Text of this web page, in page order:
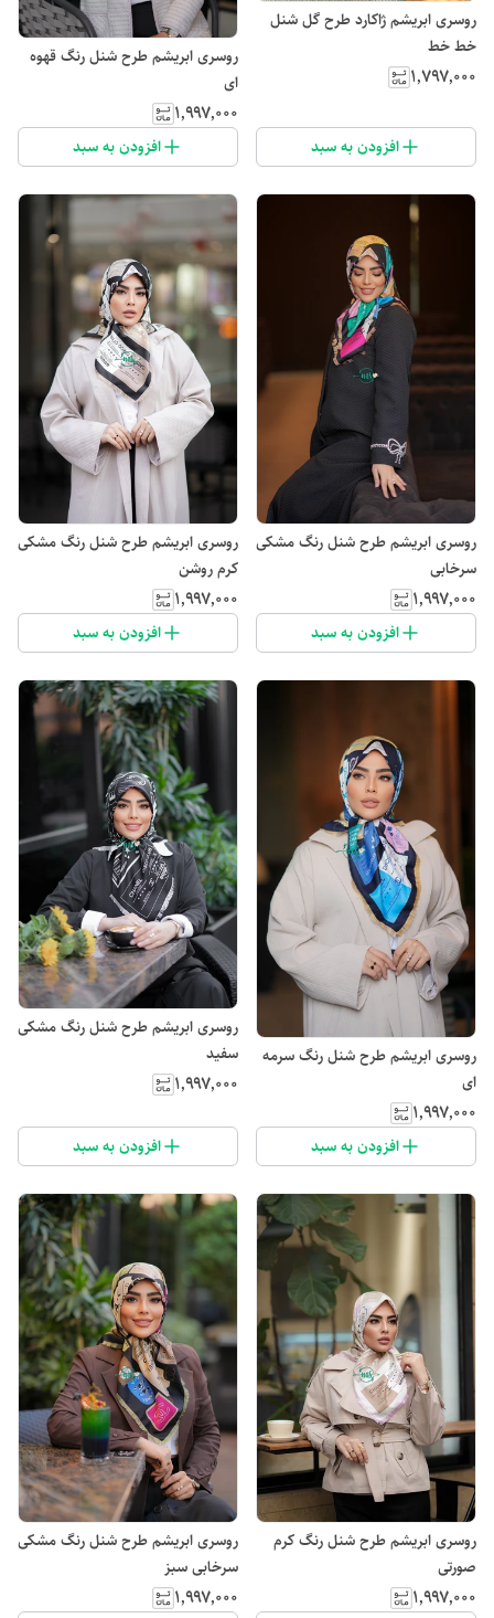
روسری ابریشم ژاکارد طرح گل شنل
خط خط
۱٬۷۹۷٬۰۰۰
افزودن به سبد
روسری ابریشم طرح شنل رنگ قهوه
ای
۱٬۹۹۷٬۰۰۰
افزودن به سبد
روسری ابریشم طرح شنل رنگ مشکی
سرخابی
۱٬۹۹۷٬۰۰۰
افزودن به سبد
روسری ابریشم طرح شنل رنگ مشکی
کرم روشن
۱٬۹۹۷٬۰۰۰
افزودن به سبد
روسری ابریشم طرح شنل رنگ سرمه
ای
۱٬۹۹۷٬۰۰۰
افزودن به سبد
روسری ابریشم طرح شنل رنگ مشکی
سفید
۱٬۹۹۷٬۰۰۰
افزودن به سبد
روسری ابریشم طرح شنل رنگ کرم
صورتی
۱٬۹۹۷٬۰۰۰
روسری ابریشم طرح شنل رنگ مشکی
سرخابی سبز
۱٬۹۹۷٬۰۰۰